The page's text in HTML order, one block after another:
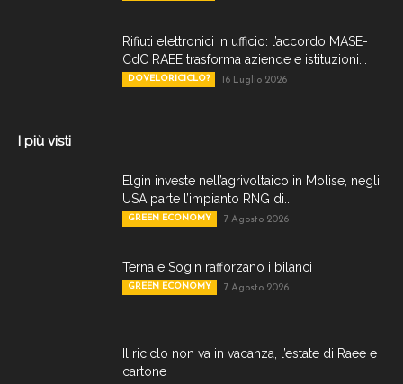
Rifiuti elettronici in ufficio: l’accordo MASE-
CdC RAEE trasforma aziende e istituzioni...
DOVELORICICLO? 16 Luglio 2026
I più visti
Elgin investe nell’agrivoltaico in Molise, negli
USA parte l’impianto RNG di...
GREEN ECONOMY 7 Agosto 2026
Terna e Sogin rafforzano i bilanci
GREEN ECONOMY 7 Agosto 2026
Il riciclo non va in vacanza, l’estate di Raee e
cartone